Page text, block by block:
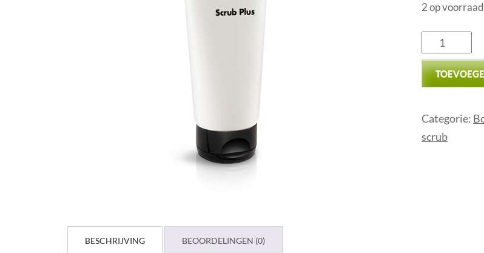
2 op voorraad
Categorie:
scrub
BESCHRIJVING BEOORDELINGEN (0)